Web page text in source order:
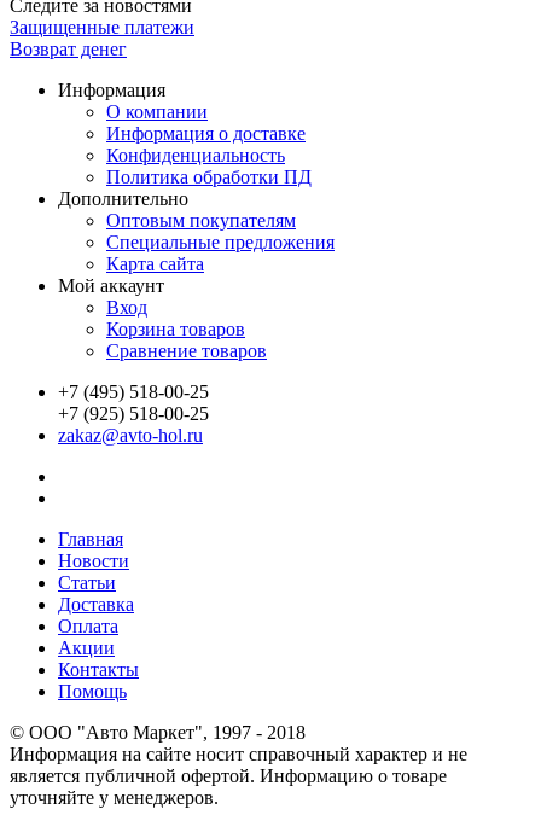
Следите за новостями
Защищенные платежи
Возврат денег
Информация
О компании
Информация о доставке
Конфиденциальность
Политика обработки ПД
Дополнительно
Оптовым покупателям
Специальные предложения
Карта сайта
Мой аккаунт
Вход
Корзина товаров
Сравнение товаров
+7 (495) 518-00-25
+7 (925) 518-00-25
zakaz@avto-hol.ru
Главная
Новости
Статьи
Доставка
Оплата
Акции
Контакты
Помощь
© OOO "Авто Маркет", 1997 - 2018
Информация на сайте носит справочный характер и не
является публичной офертой. Информацию о товаре
уточняйте у менеджеров.